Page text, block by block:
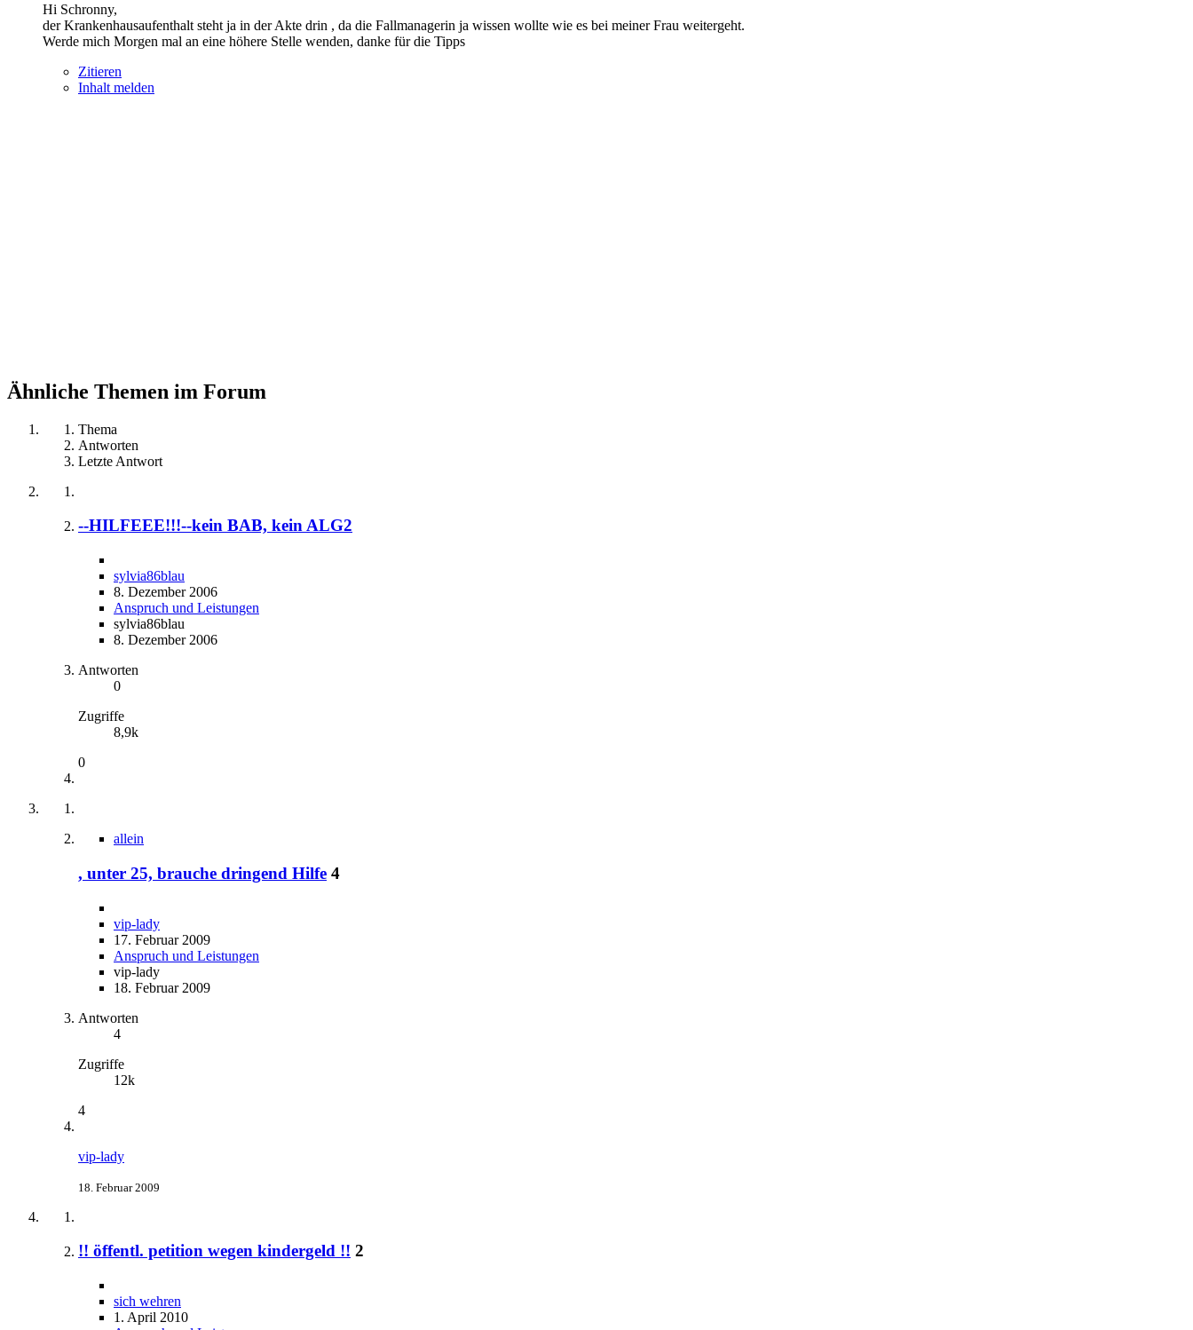
Hi Schronny,
der Krankenhausaufenthalt steht ja in der Akte drin , da die Fallmanagerin ja wissen wollte wie es bei meiner Frau weitergeht.
Werde mich Morgen mal an eine höhere Stelle wenden, danke für die Tipps
Zitieren
Inhalt melden
Ähnliche Themen im Forum
Thema
Antworten
Letzte Antwort
--HILFEEE!!!--kein BAB, kein ALG2
sylvia86blau
8. Dezember 2006
Anspruch und Leistungen
sylvia86blau
8. Dezember 2006
Antworten
0
Zugriffe
8,9k
0
allein
, unter 25, brauche dringend Hilfe 4
vip-lady
17. Februar 2009
Anspruch und Leistungen
vip-lady
18. Februar 2009
Antworten
4
Zugriffe
12k
4
vip-lady
18. Februar 2009
!! öffentl. petition wegen kindergeld !! 2
sich wehren
1. April 2010